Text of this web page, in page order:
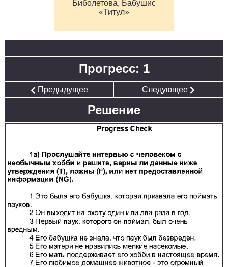
Биболетова, Бабушис
«Титул»
Прогресс: 1
Предыдущее Следующее
Решение